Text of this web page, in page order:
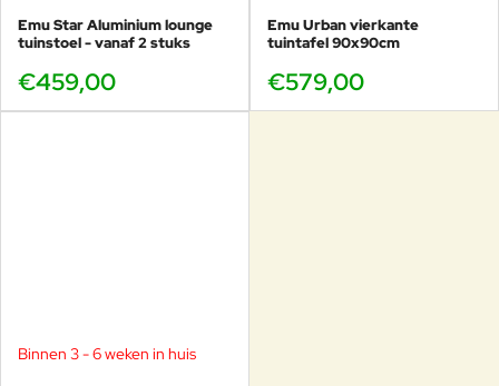
Emu Star Aluminium lounge
tuinstoel - vanaf 2 stuks
€459,00
Emu Urban vierkante
tuintafel 90x90cm
€579,00
Binnen 3 - 6 weken in huis